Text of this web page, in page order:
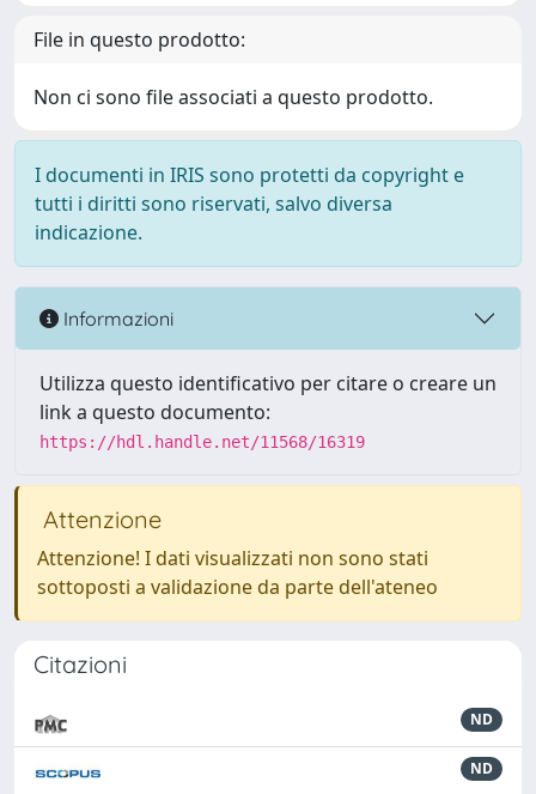
File in questo prodotto:
Non ci sono file associati a questo prodotto.
I documenti in IRIS sono protetti da copyright e
tutti i diritti sono riservati, salvo diversa
indicazione.
Informazioni
Utilizza questo identificativo per citare o creare un
link a questo documento:
https://hdl.handle.net/11568/16319
Attenzione
Attenzione! I dati visualizzati non sono stati
sottoposti a validazione da parte dell'ateneo
Citazioni
ND
ND